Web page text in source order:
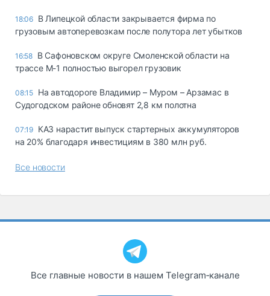
18:06 В Липецкой области закрывается фирма по
грузовым автоперевозкам после полутора лет убытков
16:58 В Сафоновском округе Смоленской области на
трассе М-1 полностью выгорел грузовик
08:15 На автодороге Владимир – Муром – Арзамас в
Судогодском районе обновят 2,8 км полотна
07:19 КАЗ нарастит выпуск стартерных аккумуляторов
на 20% благодаря инвестициям в 380 млн руб.
Все новости
Все главные новости в нашем Telegram‑канале